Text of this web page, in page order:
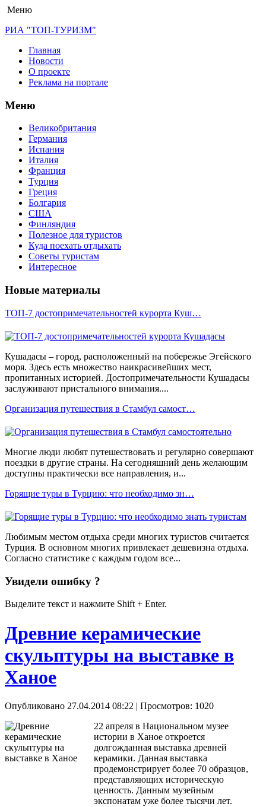
Меню
РИА "ТОП-ТУРИЗМ"
Главная
Новости
О проекте
Реклама на портале
Меню
Великобритания
Германия
Испания
Италия
Франция
Турция
Греция
Болгария
США
Финляндия
Полезное для туристов
Куда поехать отдыхать
Советы туристам
Интересное
Новые материалы
ТОП-7 достопримечательностей курорта Куш…
Кушадасы – город, расположенный на побережье Эгейского
моря. Здесь есть множество наикрасивейших мест,
пропитанных историей. Достопримечательности Кушадасы
заслуживают пристального внимания....
Организация путешествия в Стамбул самост…
Многие люди любят путешествовать и регулярно совершают
поездки в другие страны. На сегодняшний день желающим
доступны практически все направления, и...
Горящие туры в Турцию: что необходимо зн…
Любимым местом отдыха среди многих туристов считается
Турция. В основном многих привлекает дешевизна отдыха.
Согласно статистике с каждым годом все...
Увидели ошибку ?
Выделите текст и нажмите Shift + Enter.
Древние керамические
скульптуры на выставке в
Ханое
Опубликовано 27.04.2014 08:22 | Просмотров: 1020
22 апреля в Национальном музее
истории в Ханое откроется
долгожданная выставка древней
керамики. Данная выставка
продемонстрирует более 70 образцов,
представляющих историческую
ценность. Данным музейным
экспонатам уже более тысячи лет.